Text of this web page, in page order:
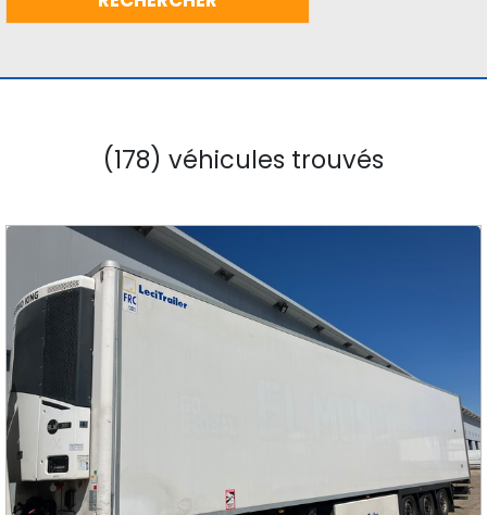
(178) véhicules trouvés